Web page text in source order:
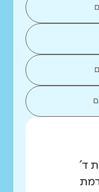
ד'